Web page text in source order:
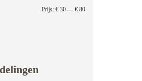
Min. prijs
Max. prijs
Prijs: € 30 — € 80